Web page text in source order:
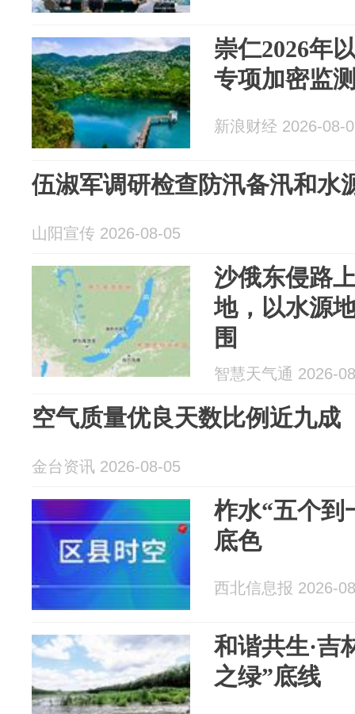
崇仁2026年
专项加密监
新浪财经 2026-08-
伍淑军调研检查防汛备汛和水
山阳宣传 2026-08-05
沙俄东侵路
地，以水源
围
智慧天气通 2026-
空气质量优良天数比例近九成
金台资讯 2026-08-05
柞水“五个到
底色
西北信息报 2026-
和谐共生·吉
之绿”底线